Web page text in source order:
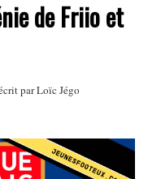
de Friio et
parLoïc Jégo